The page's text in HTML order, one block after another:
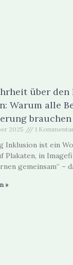
über
Warum alle
brauchen
2025 1
Inklusion ist ein
Plakaten, in
gemeinsam“ –
»